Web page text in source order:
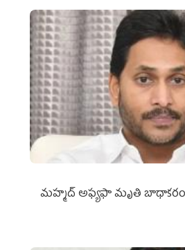
మహ్మద్‌ అఫ్యఫా మృతి బాధాకరం